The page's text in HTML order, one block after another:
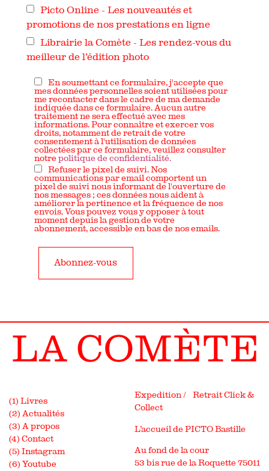
Picto Online - Les nouveautés et
promotions de nos prestations en ligne
Librairie la Comète - Les rendez-vous du
meilleur de l’édition photo
En soumettant ce formulaire, j'accepte que
mes données personnelles soient utilisées pour
me recontacter dans le cadre de ma demande
indiquée dans ce formulaire. Aucun autre
traitement ne sera effectué avec mes
informations. Pour connaître et exercer vos
droits, notamment de retrait de votre
consentement à l'utilisation de données
collectées par ce formulaire, veuillez consulter
notre politique de confidentialité.
Refuser le pixel de suivi. Nos
communications par email comportent un
pixel de suivi nous informant de l'ouverture de
nos messages ; ces données nous aident à
améliorer la pertinence et la fréquence de nos
envois. Vous pouvez vous y opposer à tout
moment depuis la gestion de votre
abonnement, accessible en bas de nos emails.
(1) Livres
(2) Actualités
(3) A propos
(4) Contact
(5) Instagram
(6) Youtube
Expedition / Retrait Click &
Collect
L’accueil de PICTO Bastille
Au fond de la cour
53 bis rue de la Roquette 75011